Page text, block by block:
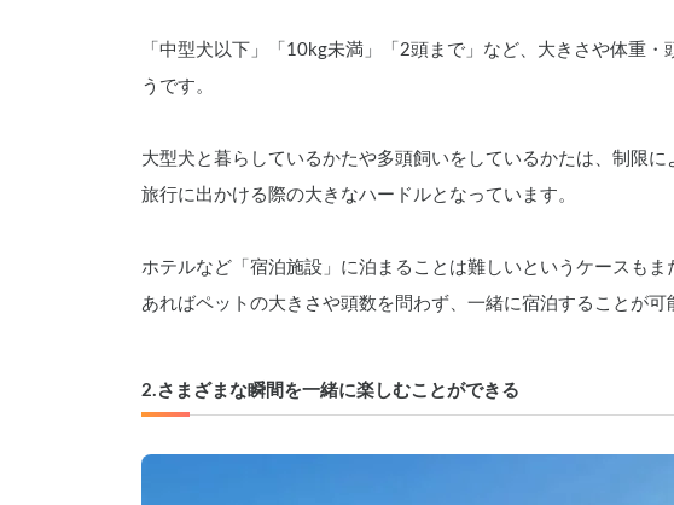
「中型犬以下」「10kg未満」「2頭まで」など、大きさや体重
うです。
大型犬と暮らしているかたや多頭飼いをしているかたは、制限に
旅行に出かける際の大きなハードルとなっています。
ホテルなど「宿泊施設」に泊まることは難しいというケースも
あればペットの大きさや頭数を問わず、一緒に宿泊することが可
2.さまざまな瞬間を一緒に楽しむことができる